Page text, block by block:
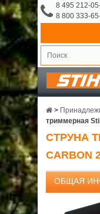
8 495 212-
8 800 333-
STIHL
VIKING
>
триммерная
СТРУНА
CARBON
ОБЩАЯ